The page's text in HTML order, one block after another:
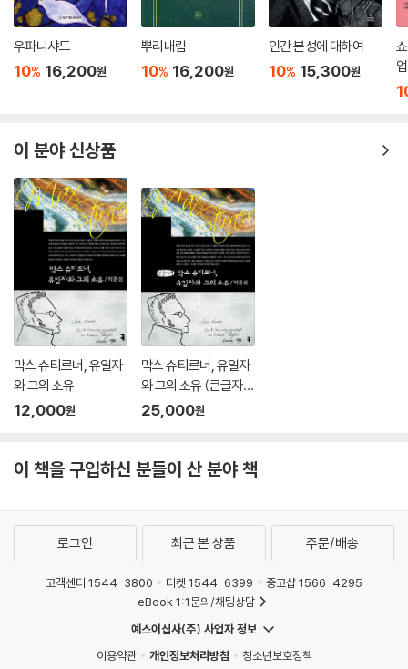
·위에서 말했듯이 쾌감을 주는 것이란 좋아 보이는 것일 뿐이다. 그러니까
쾌감을 주는 것이 얼마든지 명실상부한 좋음일 수도 있지만 그것이 단지
좋음의 가상일 가능성 또한 상존한다. 인간의 경우는 어떤가. 인간의 감정
이 객관적 사태와 합치하는 것일 경우는 문제될 것이 없지만 그렇지 않을
경우, 그러니까 거짓일 경우, 인간은 감정에 수반되는 쾌락과 고통을 매개
로 좋음 혹은 나쁨의 가상에 휘말리게 된다. 그럴 경우 인간 역시 그의 좋음
을 달성할 수 없게 된다. 이에 어떻게 하면 감정에 수반되는 쾌락과 고통이
인간을 움직여 오류에 빠지는 일이 없이 그의 목표―좋음―를 적중하게
할 수 있는가의 물음이 제기된다. 윤리적 덕(아레테)에 대한 논구가 필요
한 이유이다.
---「보론 쾌락과 고통: 생명보전과 그 너머의 좋음」중에서
·이처럼 넓은 의미로 이해된 인간의 ‘활동’에 ‘행동’(프락시스)만이 아니라
‘감동받음’(파토스)까지 포함된다면 그리고 ‘감동받음’이 우리가 보통 ‘감
정’이라고 말하는 것의 다른 표현이라면 아리스토텔레스의 도덕이론은 어
떻게 행동해야 하는가의 이론일 뿐만 아니라 어떻게 감정을 느껴야 하는가
동을 딱 들어맞게 행하도록 하는 성향임과 동시에 감정을 딱 들어맞게 표
출하도록 하는 성향이기 때문이다. 아리스토텔레스가 말하는 잘 산다, 에
잘 표출하는 일도 포함된다.
---「덕성과 감정」중에서
·아리스토텔레스의 경우 수사학이 목표로 삼는 것은 청중―예의 재판관
는 이유도 다른 데 있지 않다. 감정이 수정하고 가감하고 조절하고 수식하
는 등의 형식을 통해 판단에 변화를 주기 때문이다.
에서 의의가 있다. 하나는 감정 일반에 대한 철학적 반성이라는 측면이고,
다른 하나는 인지주의적 감정이론의 철학적 선구로서의 측면이다. 그러나
감정 논의에 서양고전철학이 기여한 공로를 고려할 때, 그에 대한 국내의
심층적 연구는 전무한 형편이다. 이 책이 아리스토텔레스의 감정론에 관한
감정론에서 아리스토텔레스의 위상과
이 책의 범위
아리스토텔레스는 자신의 윤리학 저술들, 『수사학』, 시작(詩作)론, 『영혼
론』을 비롯한 자연학 저술들에서 되풀이하여 오늘날 우리가 ‘감정’ 또는
‘정서’로 표현하는 현상을 폭넓게 다뤘다. 아쉽게도 그의 저작에서 감정에
대해 윤곽이 분명하거나 제대로 된 정의를 찾아낼 수는 없다. 하지만 그는
대체로 실례들을 통해 여러 감정 현상들에 관한 다양한 논의를 이끌어냈
다. 엄밀한 한계에도 불구하고 그의 감정론이 이후 감정 개념의 역사적 전
개에 본질적인 영향을 끼친 이유다. 아시다시피 그의 감정론은 20세기의
여러 논자들에게 ‘명제적’ 감정 개념과 ‘인지적’ 감정 개념의 전형으로 통용
된다.
한다. 또 수사학과 시작이론의 역사에서도 그의 이론은 각별히 중요한 지
득수단으로 수용하며, 시작이론에서 그의 이름은 비극이 그 행동의 경과와
묘사된 성격을 통해 관객의 감정적 반응, 즉 공포와 연민을 야기해야 한다
는 견해를 대표하기도 한다.
이 책은 이렇게 아리스토텔레스의 여러 저작에 산재한 감정 관련 텍스트들
우파니샤드
10% 16,200원
뿌리내림
10% 16,200원
인간 본성에 대하여
10% 15,300원
업
이 분야 신상품
막스 슈티르너, 유일자
와 그의 소유
12,000원
막스 슈티르너, 유일자
와 그의 소유 (큰글자
책)
25,000원
이 책을 구입하신 분들이 산 분야 책
로그인 최근 본 상품 주문/배송
고객센터 1544-3800 티켓 1544-6399
중고샵 1566-4295
eBook 1:1문의/채팅상담
예스이십사(주) 사업자 정보
이용약관
개인정보처리방침
청소년보호정책